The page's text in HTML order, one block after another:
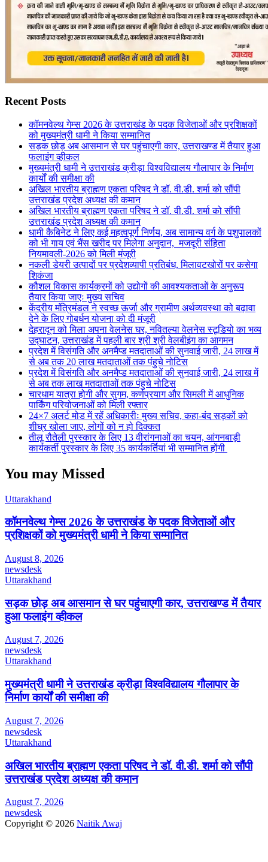
Recent Posts
कॉमनवेल्थ गेम्स 2026 के उत्तराखंड के पदक विजेताओं और प्रशिक्षकों
को मुख्यमंत्री धामी ने किया सम्मानित
सड़क छोड़ अब आसमान से घर पहुंचाएगी कार, उत्तराखण्ड में तैयार हुआ
फलाइंग व्हीकल
मुख्यमंत्री धामी ने उत्तराखंड क्रीड़ा विश्वविद्यालय गौलापार के निर्माण
कार्यों की समीक्षा की
अखिल भारतीय ब्राह्मण एकता परिषद ने डॉ. वी.डी. शर्मा को सौंपी
उत्तराखंड प्रदेश अध्यक्ष की कमान
अखिल भारतीय ब्राह्मण एकता परिषद ने डॉ. वी.डी. शर्मा को सौंपी
उत्तराखंड प्रदेश अध्यक्ष की कमान
धामी कैबिनेट ने लिए कई महत्वपूर्ण निर्णय, अब सामान्य वर्ग के पशुपालकों
को भी गाय एवं भैंस खरीद पर मिलेगा अनुदान, मजदूरी संहिता
नियमावली-2026 को मिली मंजूरी
नकली डेयरी उत्पादों पर प्रदेशव्यापी प्रतिबंध, मिलावटखोरों पर कसेगा
शिकंजा
कौशल विकास कार्यक्रमों को उद्योगों की आवश्यकताओं के अनुरूप
तैयार किया जाएः मुख्य सचिव
केंद्रीय मंत्रिमंडल ने स्वच्छ ऊर्जा और ग्रामीण अर्थव्यवस्था को बढ़ावा
देने के लिए गोबर्धन योजना को दी मंजूरी
देहरादून को मिला अपना वेलनेस घर, नवितल्या वेलनेस स्टूडियो का भव्य
उद्घाटन, उत्तराखंड में पहली बार श्री श्री वेलबीइंग का आगमन
प्रदेश में विसंगति और अनमैप्ड मतदाताओं की सुनवाई जारी, 24 लाख में
से अब तक 20 लाख मतदाताओं तक पंहुचे नोटिस
प्रदेश में विसंगति और अनमैप्ड मतदाताओं की सुनवाई जारी, 24 लाख में
से अब तक लाख मतदाताओं तक पंहुचे नोटिस
चारधाम यात्रा होगी और सुगम, कर्णप्रयाग और सिमली में आधुनिक
पार्किंग परियोजनाओं को मिली रफ्तार
24×7 अलर्ट मोड में रहें अधिकारीः मुख्य सचिव, कहा-बंद सड़कों को
शीघ्र खोला जाए, लोगों को न हो दिक्कत
तीलू रौतेली पुरस्कार के लिए 13 वीरांगनाओं का चयन, आंगनबाड़ी
कार्यकर्ती पुरस्कार के लिए 35 कार्यकर्तियां भी सम्मानित होंगी
You may Missed
Uttarakhand
कॉमनवेल्थ गेम्स 2026 के उत्तराखंड के पदक विजेताओं और
प्रशिक्षकों को मुख्यमंत्री धामी ने किया सम्मानित
August 8, 2026
newsdesk
Uttarakhand
सड़क छोड़ अब आसमान से घर पहुंचाएगी कार, उत्तराखण्ड में तैयार
हुआ फलाइंग व्हीकल
August 7, 2026
newsdesk
Uttarakhand
मुख्यमंत्री धामी ने उत्तराखंड क्रीड़ा विश्वविद्यालय गौलापार के
निर्माण कार्यों की समीक्षा की
August 7, 2026
newsdesk
Uttarakhand
अखिल भारतीय ब्राह्मण एकता परिषद ने डॉ. वी.डी. शर्मा को सौंपी
उत्तराखंड प्रदेश अध्यक्ष की कमान
August 7, 2026
newsdesk
Copyright © 2026 Naitik Awaj